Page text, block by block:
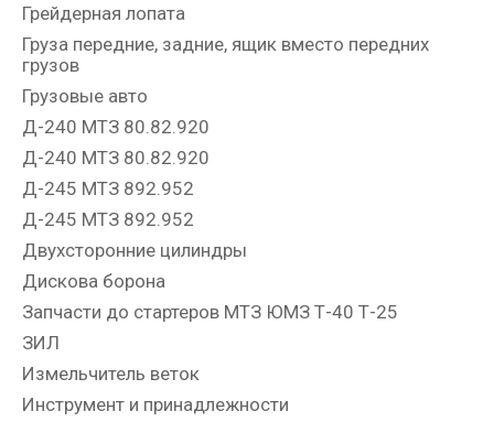
Грейдерная лопата
Груза передние, задние, ящик вместо передних
грузов
Грузовые авто
Д-240 МТЗ 80.82.920
Д-240 МТЗ 80.82.920
Д-245 МТЗ 892.952
Д-245 МТЗ 892.952
Двухсторонние цилиндры
Дискова борона
Запчасти до стартеров МТЗ ЮМЗ Т-40 Т-25
ЗИЛ
Измельчитель веток
Инструмент и принадлежности